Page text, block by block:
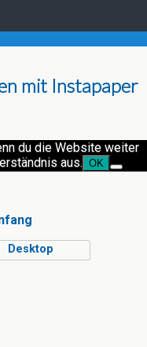
mit Instapaper
du die Website weiter
aus. OK
Desktop